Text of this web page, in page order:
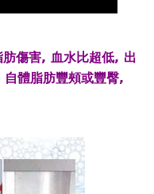
傷害, 血水比超低, 出
體脂肪豐頰或豐臀,